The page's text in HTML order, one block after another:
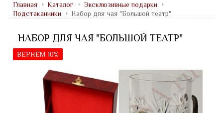
Главная Каталог
Эксклюзивные подарки
Подстаканники
Набор для чая "Большой театр"
НАБОР ДЛЯ ЧАЯ "БОЛЬШОЙ ТЕАТР"
ВЕРНЁМ 10%